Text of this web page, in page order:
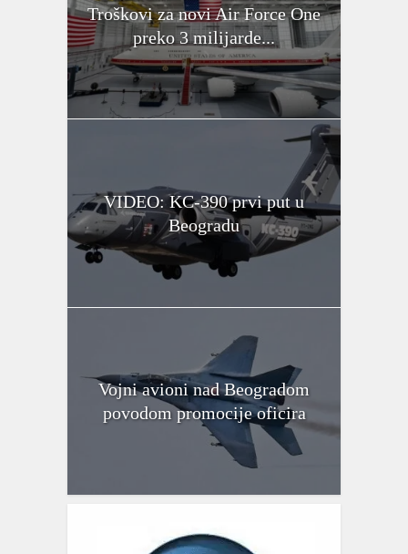
Troškovi za novi Air Force One
preko 3 milijarde...
VIDEO: KC-390 prvi put u
Beogradu
Vojni avioni nad Beogradom
povodom promocije oficira